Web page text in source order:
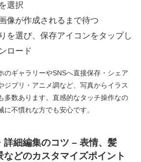
選択
像が作成されるまで待つ
を選び、保存アイコンをタップし
ロード
のギャラリーやSNSへ直接保存・シェア
ジブリ・アニメ調など、写真からイラス
多数あります。直感的なタッチ操作なの
不慣れな方でも安心です。
詳細編集のコツ – 表情、髪
などのカスタマイズポイント